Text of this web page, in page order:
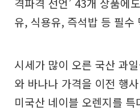
유, 식용유, 즉석밥 등 필수
시세가 많이 오른 국산 과
와 바나나 가격을 이전 행
미국산 네이블 오렌지를